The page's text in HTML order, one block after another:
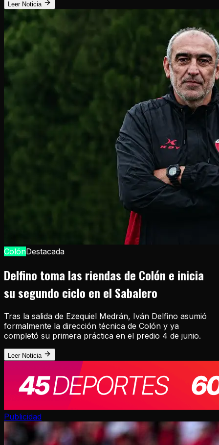
Leer Noticia
ColónDestacada
Delfino toma las riendas de Colón e inicia
su segundo ciclo en el Sabalero
Tras la salida de Ezequiel Medrán, Iván Delfino asumió
formalmente la dirección técnica de Colón y ya
completó su primera práctica en el predio 4 de junio.
Leer Noticia
Publicidad